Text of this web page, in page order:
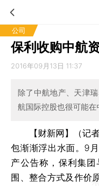
公司
保利收购中航
2016年09月13日 11:37
除了中航地产、天津
航国际控股也很可能
【财新网】（记
包渐渐浮出水面。9
产公告称，保利集
围、整合方式及作价